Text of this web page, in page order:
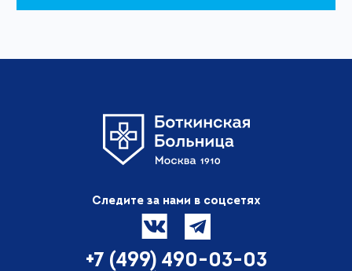
Следите за нами в соцсетях
+7 (499) 490-03-03